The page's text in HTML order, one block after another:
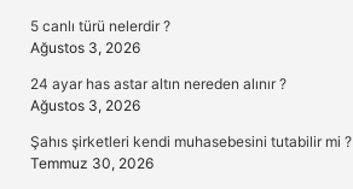
5 canlı türü nelerdir ?
Ağustos 3, 2026
24 ayar has astar altın nereden alınır ?
Ağustos 3, 2026
Şahıs şirketleri kendi muhasebesini tutabilir mi ?
Temmuz 30, 2026